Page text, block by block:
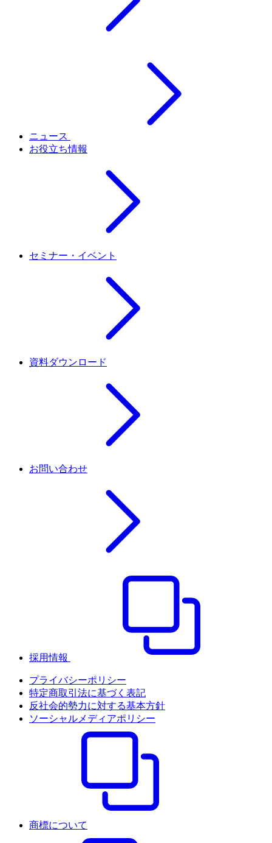
ニュース
お役立ち情報
セミナー・イベント
資料ダウンロード
お問い合わせ
採用情報
プライバシーポリシー
特定商取引法に基づく表記
反社会的勢力に対する基本方針
ソーシャルメディアポリシー
商標について